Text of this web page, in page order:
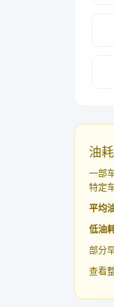
油
一部
特定
平均
低油
部分
查看